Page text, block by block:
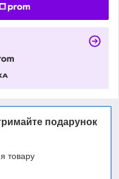
подарунок
товару